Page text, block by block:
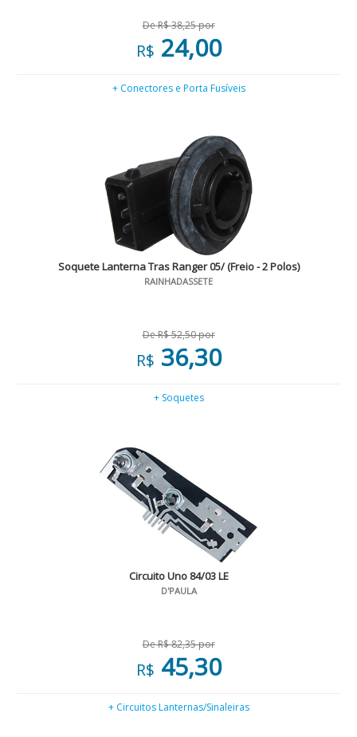
De R$ 38,25 por
R$ 24,00
+ Conectores e Porta Fusíveis
Soquete Lanterna Tras Ranger 05/ (Freio - 2 Polos)
RAINHADASSETE
De R$ 52,50 por
R$ 36,30
+ Soquetes
Circuito Uno 84/03 LE
D'PAULA
De R$ 82,35 por
R$ 45,30
+ Circuitos Lanternas/Sinaleiras